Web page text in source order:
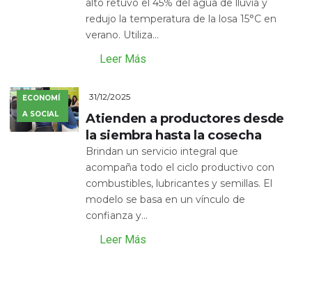
alto retuvo el 45% del agua de lluvia y
redujo la temperatura de la losa 15°C en
verano. Utiliza...
Leer Más
ECONOMÍ
A SOCIAL
31/12/2025
Atienden a productores desde
la siembra hasta la cosecha
Brindan un servicio integral que
acompaña todo el ciclo productivo con
combustibles, lubricantes y semillas. El
modelo se basa en un vínculo de
confianza y...
Leer Más